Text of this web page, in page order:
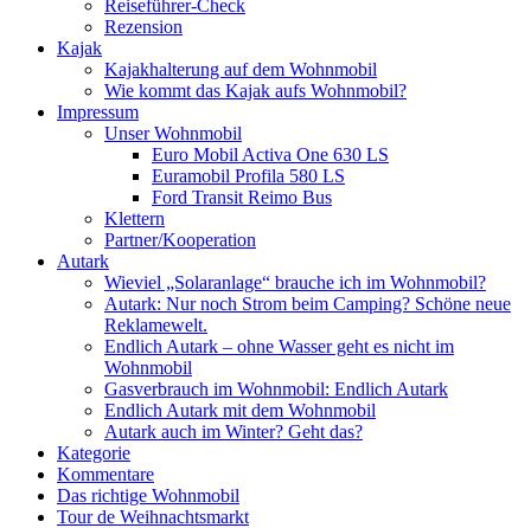
Reiseführer-Check
Rezension
Kajak
Kajakhalterung auf dem Wohnmobil
Wie kommt das Kajak aufs Wohnmobil?
Impressum
Unser Wohnmobil
Euro Mobil Activa One 630 LS
Euramobil Profila 580 LS
Ford Transit Reimo Bus
Klettern
Partner/Kooperation
Autark
Wieviel „Solaranlage“ brauche ich im Wohnmobil?
Autark: Nur noch Strom beim Camping? Schöne neue
Reklamewelt.
Endlich Autark – ohne Wasser geht es nicht im
Wohnmobil
Gasverbrauch im Wohnmobil: Endlich Autark
Endlich Autark mit dem Wohnmobil
Autark auch im Winter? Geht das?
Kategorie
Kommentare
Das richtige Wohnmobil
Tour de Weihnachtsmarkt